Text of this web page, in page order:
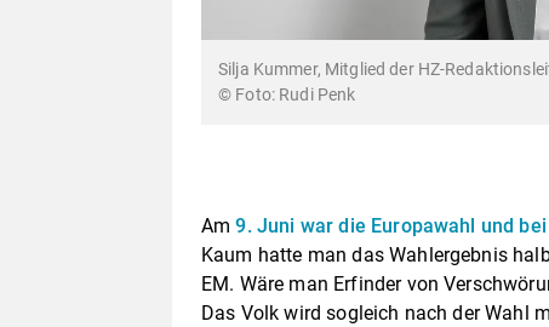
Silja Kummer, Mitglied der HZ-
Rudi Penk
Am9. Juni war die Europawahl und
Kaum hatte man das Wahlergebnis
EM. Wäre man Erfinder von
Das Volk wird sogleich nach der Wahl